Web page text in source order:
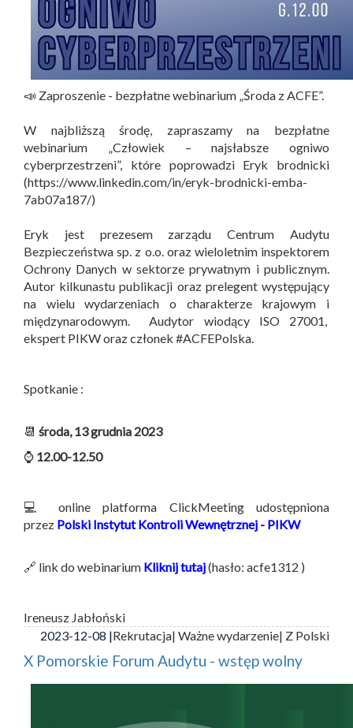
📣 Zaproszenie - bezpłatne webinarium „Środa z ACFE”.
W najbliższą środę, zapraszamy na bezpłatne
webinarium „Człowiek – najsłabsze ogniwo
cyberprzestrzeni”, które poprowadzi Eryk brodnicki
(https://www.linkedin.com/in/eryk-brodnicki-emba-
7ab07a187/)
Eryk jest prezesem zarządu Centrum Audytu
Bezpieczeństwa sp. z o.o. oraz wieloletnim inspektorem
Ochrony Danych w sektorze prywatnym i publicznym.
Autor kilkunastu publikacji oraz prelegent występujący
na wielu wydarzeniach o charakterze krajowym i
międzynarodowym. Audytor wiodący ISO 27001,
ekspert PIKW oraz członek #ACFEPolska.
Spotkanie :
📆 środa, 13 grudnia 2023
⌚ 12.00-12.50
💻 online platforma ClickMeeting udostępniona
przez Polski Instytut Kontroli Wewnętrznej - PIKW
🔗 link do webinarium Kliknij tutaj(hasło: acfe1312 )
Ireneusz Jabłoński
2023-12-08 |Rekrutacja| Ważne wydarzenie| Z Polski
X Pomorskie Forum Audytu - wstęp wolny